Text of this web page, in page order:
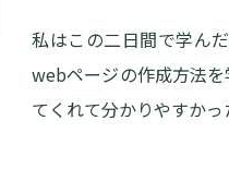
私はこの二日間で学ん
webページの作成方法
てくれて分かりやすか